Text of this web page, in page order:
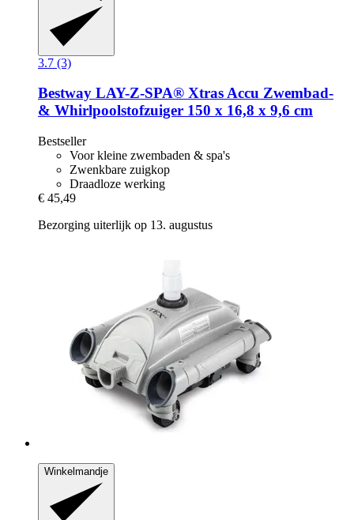
3.7 (3)
Bestway LAY-​Z-​SPA® Xtras Accu Zwembad-​
& Whirlpoolstofzuiger 150 x 16,8 x 9,6 cm
Bestseller
Voor kleine zwembaden & spa's
Zwenkbare zuigkop
Draadloze werking
€ 45,49
Bezorging uiterlijk op 13. augustus
Winkelmandje